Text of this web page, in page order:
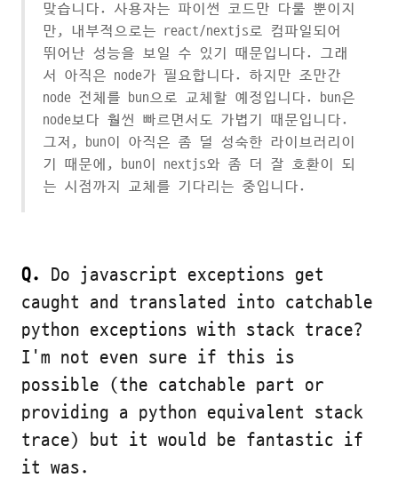
맞습니다. 사용자는 파이썬 코드만 다룰 뿐이지
만, 내부적으로는 react/nextjs로 컴파일되어
뛰어난 성능을 보일 수 있기 때문입니다. 그래
서 아직은 node가 필요합니다. 하지만 조만간
node 전체를 bun으로 교체할 예정입니다. bun은
node보다 훨씬 빠르면서도 가볍기 때문입니다.
그저, bun이 아직은 좀 덜 성숙한 라이브러리이
기 때문에, bun이 nextjs와 좀 더 잘 호환이 되
는 시점까지 교체를 기다리는 중입니다.
Q.
Do javascript exceptions get
caught and translated into catchable
python exceptions with stack trace?
I'm not even sure if this is
possible (the catchable part or
providing a python equivalent stack
trace) but it would be fantastic if
it was.